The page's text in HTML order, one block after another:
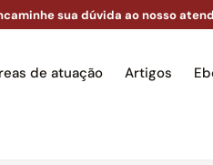
sua dúvida ao nosso
de atuação Artigos